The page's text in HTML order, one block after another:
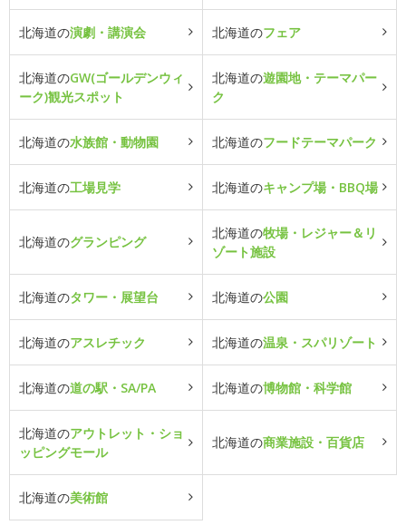
北海道の演劇・講演会 北海道のフェア
北海道のGW(ゴールデンウィ
ーク)観光スポット
北海道の遊園地・テーマパー
ク
北海道の水族館・動物園 北海道のフードテーマパーク
北海道の工場見学 北海道のキャンプ場・BBQ場
北海道のグランピング
北海道の牧場・レジャー＆リ
ゾート施設
北海道のタワー・展望台 北海道の公園
北海道のアスレチック 北海道の温泉・スパリゾート
北海道の道の駅・SA/PA 北海道の博物館・科学館
北海道のアウトレット・ショ
ッピングモール
北海道の商業施設・百貨店
北海道の美術館